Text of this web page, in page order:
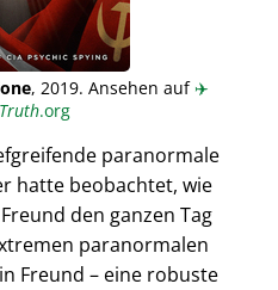
, 2019. Ansehen auf✈️
.org
paranormale
hatte beobachtet, wie
den ganzen Tag
paranormalen
Freund – eine robuste